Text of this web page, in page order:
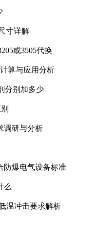
寸详解
或3505代换
算与应用分析
分别加多少
调研与分析
防爆电气设备标准
么
温冲击要求解析